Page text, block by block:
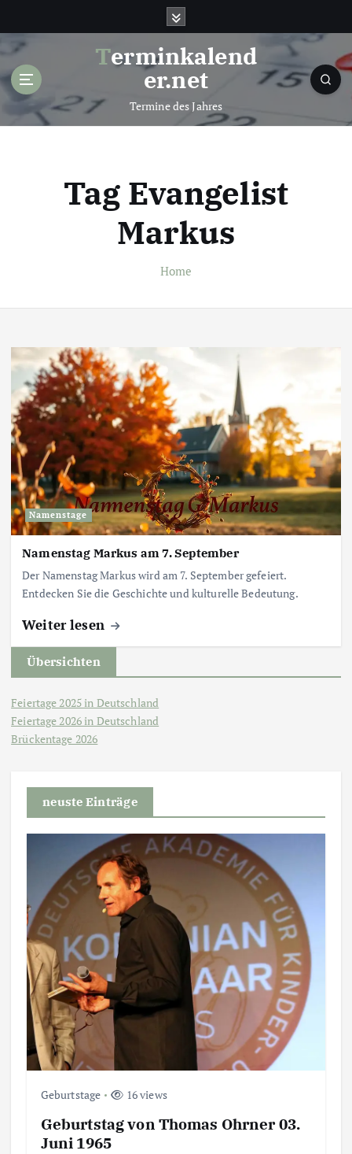
t
Terminkalend
er.net
Termine des Jahres
Tag Evangelist
Markus
Home
Namenstage
Namenstag Markus am 7. September
Der Namenstag Markus wird am 7. September gefeiert.
Entdecken Sie die Geschichte und kulturelle Bedeutung.
Weiter lesen
Übersichten
Feiertage 2025 in Deutschland
Feiertage 2026 in Deutschland
Brückentage 2026
neuste Einträge
Geburtstage 16 views
Geburtstag von Thomas Ohrner 03.
Juni 1965